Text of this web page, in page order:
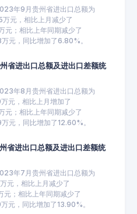
年9月贵州省进出口总额为
元，相比上月减少了
元；相比上年同期减少了
元，同比增加了6.80%。
省进出口总额及进出口差额统
年8月贵州省进出口总额为
元，相比上月增加了
；相比上年同期减少了
元，同比增加了12.60%。
省进出口总额及进出口差额统
年7月贵州省进出口总额为
元，相比上月减少了
元；相比上年同期减少了
元，同比增加了13.90%。